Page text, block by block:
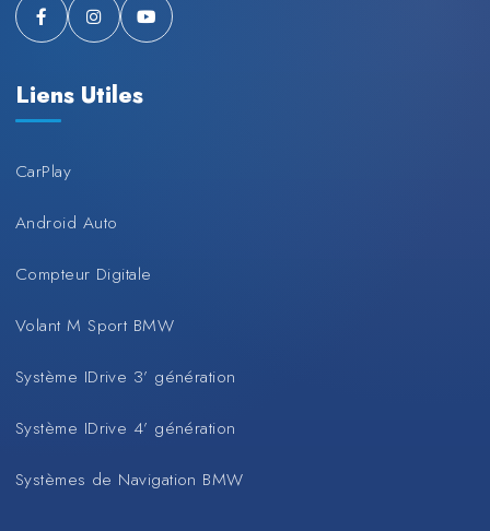
Liens Utiles
CarPlay
Android Auto
Compteur Digitale
Volant M Sport BMW
Système IDrive 3’ génération
Système IDrive 4’ génération
Systèmes de Navigation BMW